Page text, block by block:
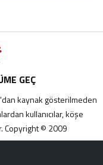
GEÇ
kaynak gösterilmeden
kullanıcılar, köşe
Copyright © 2009